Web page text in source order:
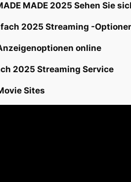
MADE 2025 Sehen Sie
2025 Streaming -
online
2025 Streaming Service
Sites